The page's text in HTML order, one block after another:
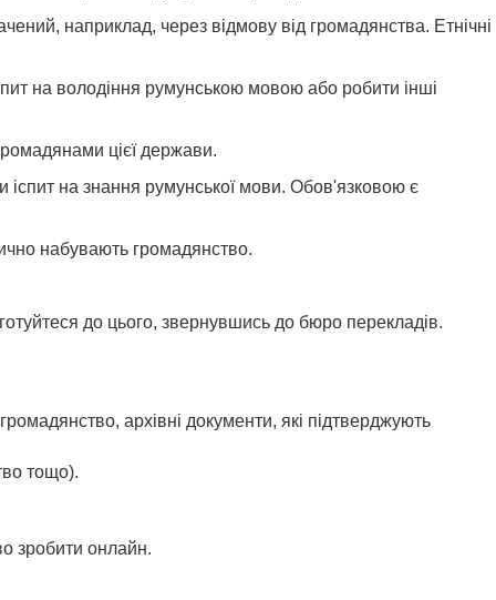
наприклад, через відмову від громадянства. Етнічні
на володіння румунською мовою або робити інші
цієї держави.
іспит на знання румунської мови. Обов'язковою є
набувають громадянство.
до цього, звернувшись до бюро перекладів.
архівні документи, які підтверджують
тощо).
зробити онлайн.